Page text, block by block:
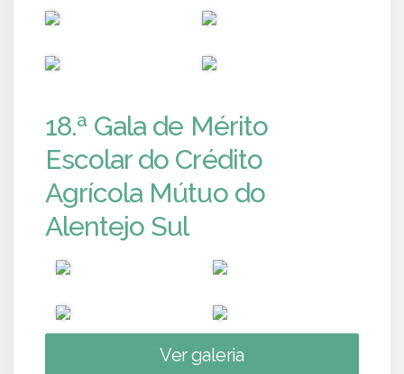
18.ª Gala de Mérito
Escolar do Crédito
Agrícola Mútuo do
Alentejo Sul
Ver galeria